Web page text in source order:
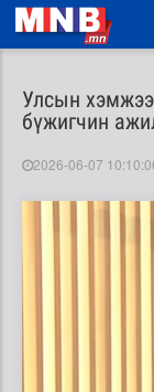
Улсын
бүжигчин
2026-06-07